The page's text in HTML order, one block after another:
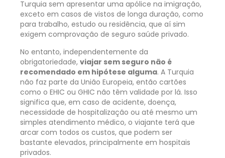
Turquia sem apresentar uma apólice na imigração,
exceto em casos de vistos de longa duração, como
para trabalho, estudo ou residência, que aí sim
exigem comprovação de seguro saúde privado.
No entanto, independentemente da
obrigatoriedade, viajar sem seguro não é
recomendado em hipótese alguma. A Turquia
não faz parte da União Europeia, então cartões
como o EHIC ou GHIC não têm validade por lá. Isso
significa que, em caso de acidente, doença,
necessidade de hospitalização ou até mesmo um
simples atendimento médico, o viajante terá que
arcar com todos os custos, que podem ser
bastante elevados, principalmente em hospitais
privados.